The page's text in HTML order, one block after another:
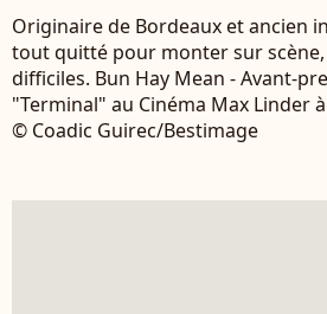
Originaire de Bordeaux et ancien
tout quitté pour monter sur
difficiles. Bun Hay Mean - Avant-
"Terminal" au Cinéma Max Linder
© Coadic Guirec/Bestimage